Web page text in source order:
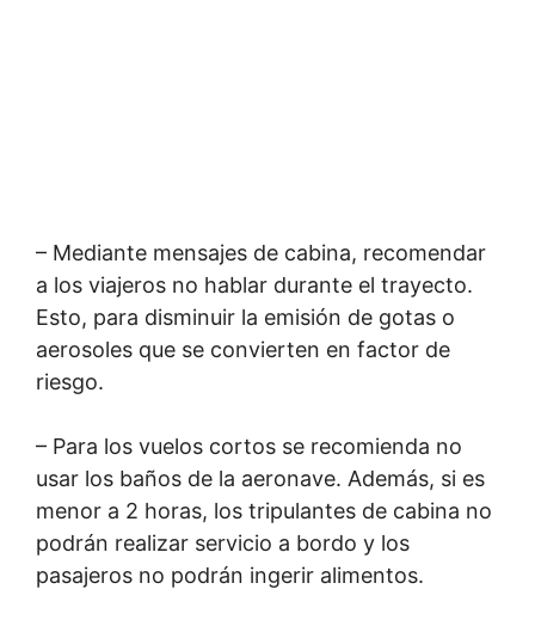
– Mediante mensajes de cabina, recomendar
a los viajeros no hablar durante el trayecto.
Esto, para disminuir la emisión de gotas o
aerosoles que se convierten en factor de
riesgo.
– Para los vuelos cortos se recomienda no
usar los baños de la aeronave. Además, si es
menor a 2 horas, los tripulantes de cabina no
podrán realizar servicio a bordo y los
pasajeros no podrán ingerir alimentos.